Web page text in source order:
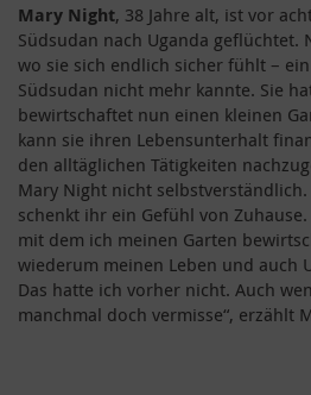
Mary Night, 38 Jahre alt, ist vor
Südsudan nach Uganda geflüchtet.
wo sie sich endlich sicher fühlt –
Südsudan nicht mehr kannte. Sie
bewirtschaftet nun einen kleinen
kann sie ihren Lebensunterhalt
den alltäglichen Tätigkeiten
Mary Night nicht selbstverständlich.
schenkt ihr ein Gefühl von
mit dem ich meinen Garten
wiederum meinen Leben und auch
Das hatte ich vorher nicht. Auch
manchmal doch vermisse“, erzählt